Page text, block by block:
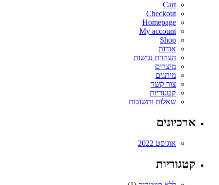
Cart
Checkout
Homepage
My account
Shop
אודות
הצהרת נגישות
מוצרים
מותגים
צור קשר
קטגוריות
שאלות ותשובות
ארכיונים
אוגוסט 2022
קטגוריות